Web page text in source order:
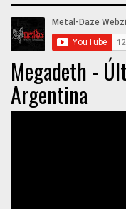
Megadeth -
Argentina